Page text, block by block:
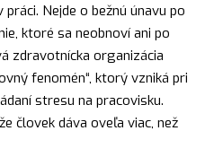
Nejde o bežnú únavu po
ktoré sa neobnoví ani po
zdravotnícka organizácia
fenomén“, ktorý vzniká pri
stresu na pracovisku.
človek dáva oveľa viac, než